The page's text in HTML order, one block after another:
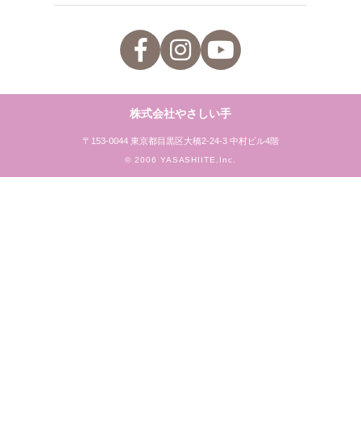
株式会社やさしい手
〒153-0044 東京都目黒区大橋2-24-3 中村ビル4階
© 2006 YASASHIITE,Inc.